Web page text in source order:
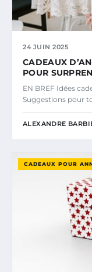
24 JUIN 2025
CADEAUX
POUR
EN BREF Idées
Suggestions pour
ALEXANDRE
CADEAUX POUR